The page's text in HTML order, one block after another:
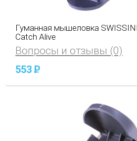
Гуманная мышеловка
Catch Alive
Вопросы и отзывы (0)
553P